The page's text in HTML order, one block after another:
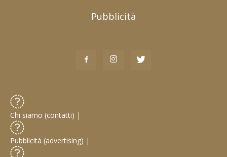
Pubblicità
Chi siamo (contatti) |
Pubblicità (advertising) |